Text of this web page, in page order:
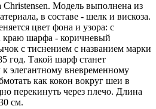
Christensen. Модель выполнена из
в составе - шелк и вискоза.
цвет фона и узора: с
краю шарфа - коричневый
с тиснением с названием марки
год. Такой шарф станет
элегантному вневременному
как кокон вокруг шеи в
перекинуть через плечо. Длина
см.